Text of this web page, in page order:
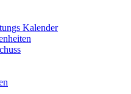
Kalender